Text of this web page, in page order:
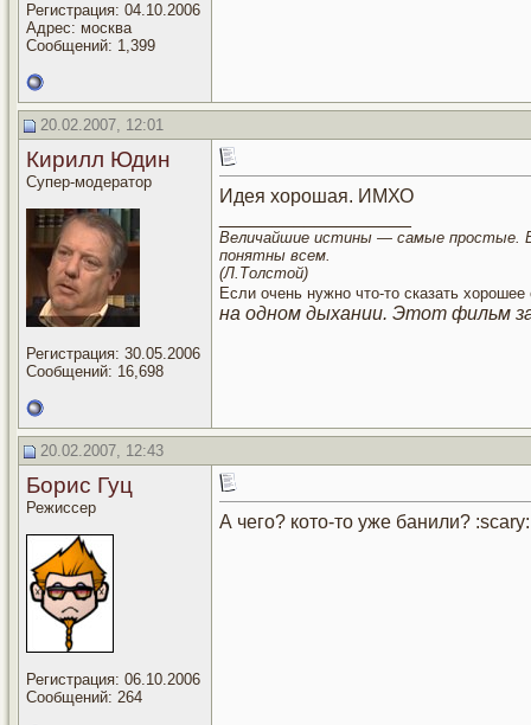
Регистрация: 04.10.2006
Адрес: москва
Сообщений: 1,399
20.02.2007, 12:01
Кирилл Юдин
Супер-модератор
Регистрация: 30.05.2006
Сообщений: 16,698
Идея хорошая. ИМХО
Величайшие истины — самые простые.
понятны всем.
(Л.Толстой)
Если очень нужно что-то сказать
на одном дыхании. Этот фильм
20.02.2007, 12:43
Борис Гуц
Режиссер
Регистрация: 06.10.2006
Сообщений: 264
А чего? кото-то уже банили? :scary: